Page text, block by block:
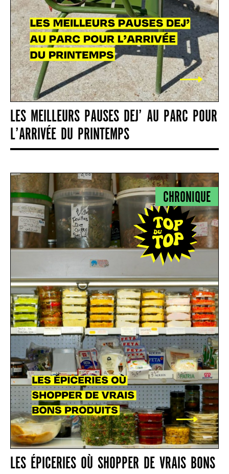
LES MEILLEURS PAUSES DEJ’ AU PARC POUR
L’ARRIVÉE DU PRINTEMPS
LES ÉPICERIES OÙ SHOPPER DE VRAIS BONS
CHRONIQUE